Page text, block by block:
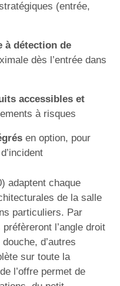
(entrée,
à détection de
dès l’entrée dans
accessibles et
à risques
en option, pour
adaptent chaque
de la salle
particuliers. Par
l’angle droit
d’autres
sur toute la
l’offre permet de